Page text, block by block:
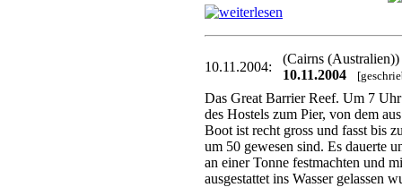
10.11.2004:
(Cairns (Australien))
10.11.2004
Das Great Barrier Reef. Um 7
des Hostels zum Pier, von dem
Boot ist recht gross und fasst bis
um 50 gewesen sind. Es dauerte
an einer Tonne festmachten und
ausgestattet ins Wasser gelassen